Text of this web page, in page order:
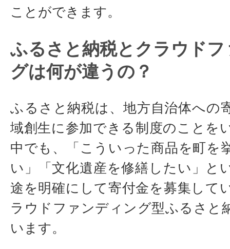
ことができます。
ふるさと納税とクラウド
グは何が違うの？
ふるさと納税は、地方自治体への
域創生に参加できる制度のことを
中でも、「こういった商品を町を
い」「文化遺産を修繕したい」と
途を明確にして寄付金を募集して
ラウドファンディング型ふるさと
います。